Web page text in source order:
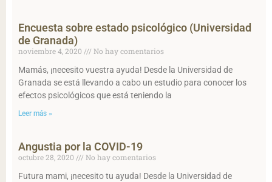
Encuesta sobre estado psicológico (Universidad
de Granada)
noviembre 4, 2020
No hay comentarios
Mamás, ¡necesito vuestra ayuda! Desde la Universidad de
Granada se está llevando a cabo un estudio para conocer los
efectos psicológicos que está teniendo la
Leer más »
Angustia por la COVID-19
octubre 28, 2020
No hay comentarios
Futura mami, ¡necesito tu ayuda! Desde la Universidad de